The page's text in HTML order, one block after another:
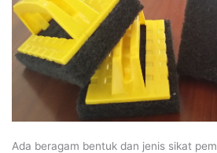
Ada beragam bentuk dan jenis sikat